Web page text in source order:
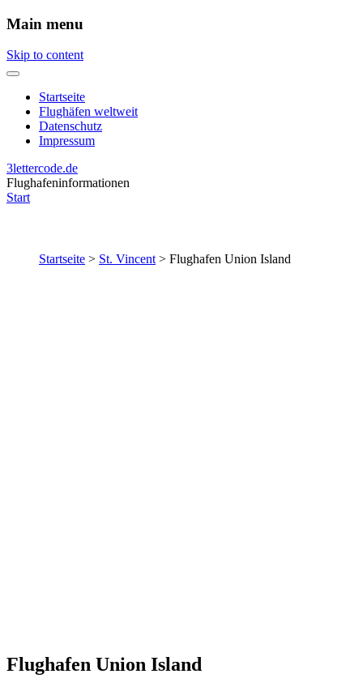
Main menu
Skip to content
Startseite
Flughäfen weltweit
Datenschutz
Impressum
3lettercode.de
Flughafeninformationen
Start
Startseite > St. Vincent> Flughafen Union Island
Flughafen Union Island